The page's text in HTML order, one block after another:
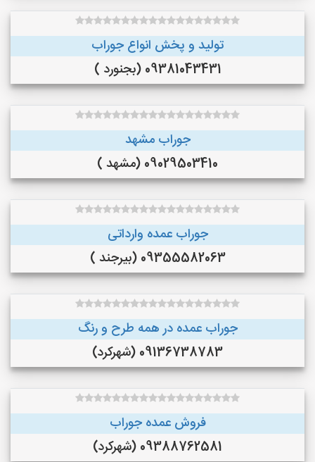
تولید و پخش انواع جوراب
09381043431 (بجنورد )
جوراب مشهد
09029503410 (مشهد )
جوراب عمده وارداتی
09355582063 (بیرجند )
جوراب عمده در همه طرح و رنگ
09136738783 (شهرکرد)
فروش عمده جوراب
09388762581 (شهرکرد)